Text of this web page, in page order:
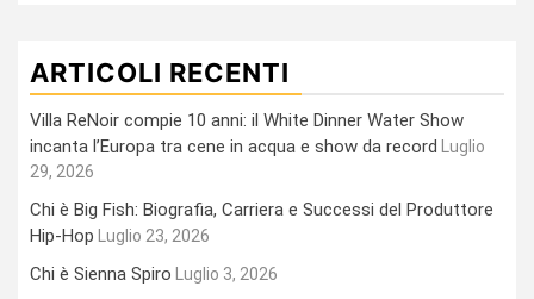
ARTICOLI RECENTI
Villa ReNoir compie 10 anni: il White Dinner Water Show
incanta l’Europa tra cene in acqua e show da record
Luglio
29, 2026
Chi è Big Fish: Biografia, Carriera e Successi del Produttore
Hip-Hop
Luglio 23, 2026
Chi è Sienna Spiro Luglio 3, 2026